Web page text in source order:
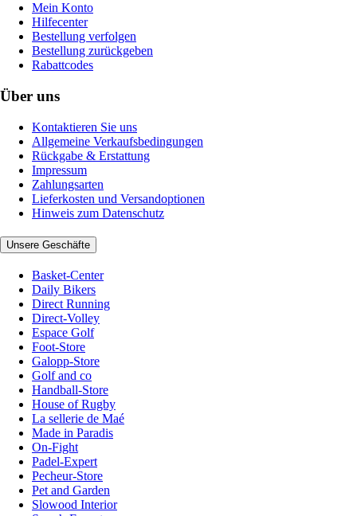
Mein Konto
Hilfecenter
Bestellung verfolgen
Bestellung zurückgeben
Rabattcodes
Über uns
Kontaktieren Sie uns
Allgemeine Verkaufsbedingungen
Rückgabe & Erstattung
Impressum
Zahlungsarten
Lieferkosten und Versandoptionen
Hinweis zum Datenschutz
Unsere Geschäfte
Basket-Center
Daily Bikers
Direct Running
Direct-Volley
Espace Golf
Foot-Store
Galopp-Store
Golf and co
Handball-Store
House of Rugby
La sellerie de Maé
Made in Paradis
On-Fight
Padel-Expert
Pecheur-Store
Pet and Garden
Slowood Interior